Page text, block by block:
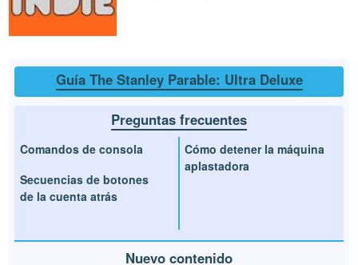
Guía The Stanley Parable: Ultra Deluxe
Preguntas frecuentes
Comandos de consola
Secuencias de botones
de la cuenta atrás
Cómo detener la máquina
aplastadora
Nuevo contenido